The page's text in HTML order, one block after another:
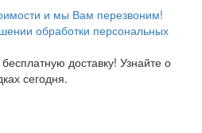
и мы Вам перезвоним!
обработки персональных
доставку! Узнайте о
сегодня.